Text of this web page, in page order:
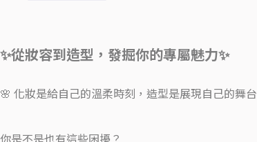
✨從妝容到造型，發掘你的專屬魅力✨
🌸 化妝是給自己的溫柔時刻，造型是展現自己的舞台
你是不是也有這些困擾？